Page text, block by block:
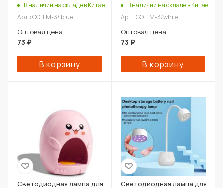
В наличии на складе в Китае
Арт.: GO-LM-3/ blue
Оптовая цена
73 ₽
В корзину
В наличии на складе в Китае
Арт.: GO-LM-3/white
Оптовая цена
73 ₽
В корзину
Светодиодная лампа для
Светодиодная лампа для